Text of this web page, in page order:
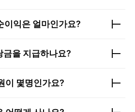
이익은 얼마인가요?
금을 지급하나요?
이 몇명인가요?